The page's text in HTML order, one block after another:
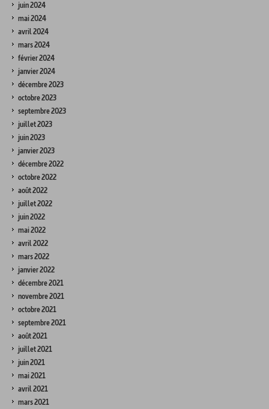
juin 2024
mai 2024
avril 2024
mars 2024
février 2024
janvier 2024
décembre 2023
octobre 2023
septembre 2023
juillet 2023
juin 2023
janvier 2023
décembre 2022
octobre 2022
août 2022
juillet 2022
juin 2022
mai 2022
avril 2022
mars 2022
janvier 2022
décembre 2021
novembre 2021
octobre 2021
septembre 2021
août 2021
juillet 2021
juin 2021
mai 2021
avril 2021
mars 2021